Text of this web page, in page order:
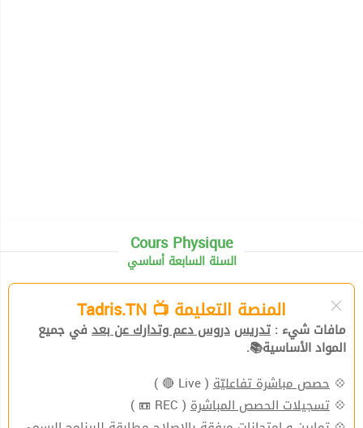
Cours Physique
السنة السابعة أساسي
المنصة التعليمة 📺 Tadris.TN
مافات شيء : تدريس دروس دعم وتدارك عن بعد في جميع
المواد الأساسية📚.
💠 حصص مباشرة تفاعليّة ( Live 🔴 )
💠 تسجيلات الحصص المباشرة ( REC 📼 )